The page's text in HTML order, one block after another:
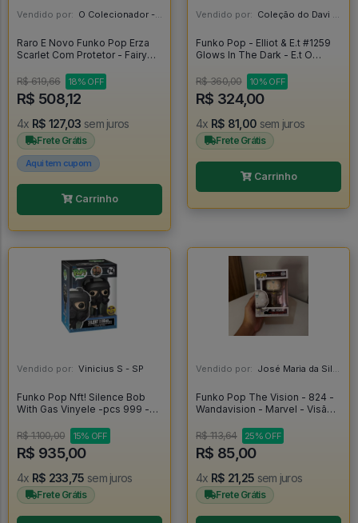
Vendido por: O Colecionador - SP
Raro E Novo Funko Pop Erza
Scarlet Com Protetor - Fairy
R$ 619,66
18% OFF
R$ 508,12
4x R$ 127,03 sem juros
Frete Grátis
Aqui tem cupom
Carrinho
Vendido por: Coleção do Davi - RJ
Funko Pop - Elliot & E.t #1259
Glows In The Dark - E.t O
Terrestre #1259
R$ 360,00 10% OFF
R$ 324,00
4x R$ 81,00 sem juros
Frete Grátis
Carrinho
Vendido por: Vinicius S - SP
Funko Pop Nft! Silence Bob
With Gas Vinyele -pcs 999 -
R$ 1.100,00
15% OFF
R$ 935,00
4x R$ 233,75 sem juros
Frete Grátis
Vendido por: José Maria da Silva Junior - AL
Funko Pop The Vision - 824 -
Wandavision - Marvel - Visão -
#824
R$ 113,64 25% OFF
R$ 85,00
4x R$ 21,25 sem juros
Frete Grátis